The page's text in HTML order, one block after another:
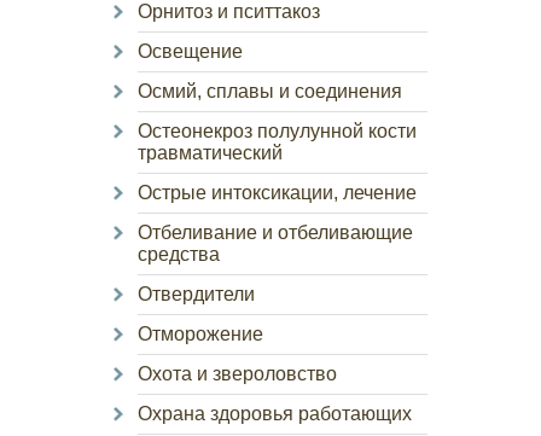
Орнитоз и пситтакоз
Освещение
Осмий, сплавы и соединения
Остеонекроз полулунной кости
травматический
Острые интоксикации, лечение
Отбеливание и отбеливающие
средства
Отвердители
Отморожение
Охота и звероловство
Охрана здоровья работающих